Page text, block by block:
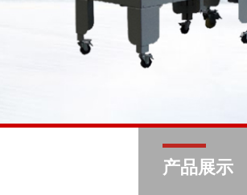
产品展示